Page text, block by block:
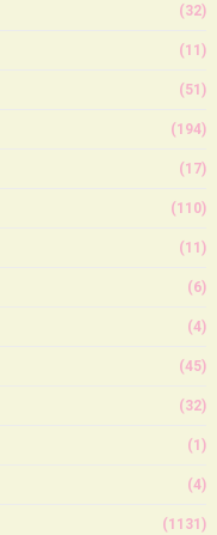
(32)
(11)
(51)
(194)
(17)
(110)
(11)
(6)
(4)
(45)
(32)
(1)
(4)
(1131)